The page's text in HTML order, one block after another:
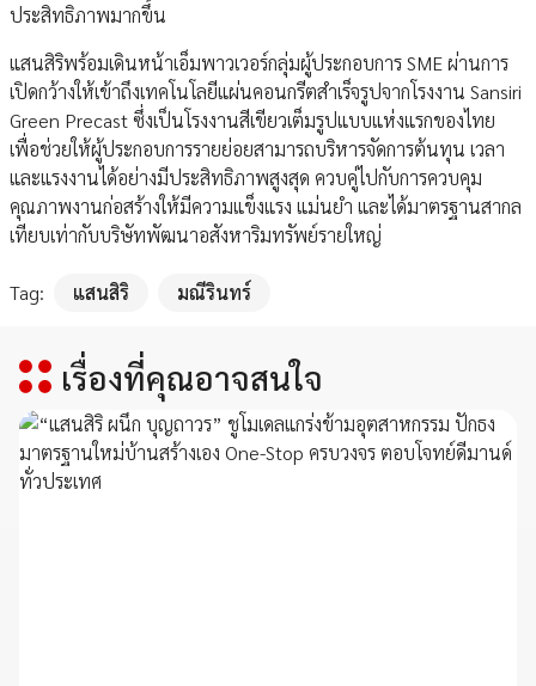
ประสิทธิภาพมากขึ้น
แสนสิริพร้อมเดินหน้าเอ็มพาวเวอร์กลุ่มผู้ประกอบการ SME ผ่านการ
เปิดกว้างให้เข้าถึงเทคโนโลยีแผ่นคอนกรีตสำเร็จรูปจากโรงงาน Sansiri
Green Precast ซึ่งเป็นโรงงานสีเขียวเต็มรูปแบบแห่งแรกของไทย
เพื่อช่วยให้ผู้ประกอบการรายย่อยสามารถบริหารจัดการต้นทุน เวลา
และแรงงานได้อย่างมีประสิทธิภาพสูงสุด ควบคู่ไปกับการควบคุม
คุณภาพงานก่อสร้างให้มีความแข็งแรง แม่นยำ และได้มาตรฐานสากล
เทียบเท่ากับบริษัทพัฒนาอสังหาริมทรัพย์รายใหญ่
Tag: แสนสิริ มณีรินทร์
เรื่องที่คุณอาจสนใจ